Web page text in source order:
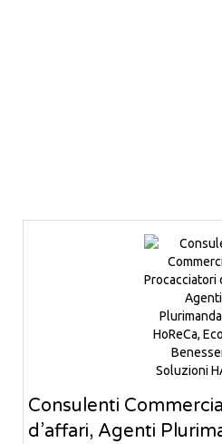
Consulenti
d’affari, Agenti